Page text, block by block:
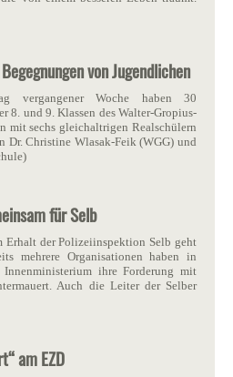
von Jugendlichen
vergangener Woche haben 30
8. und 9. Klassen des Walter-Gropius-
mit sechs gleichaltrigen Realschülern
Dr. Christine Wlasak-Feik (WGG) und
für Selb
Erhalt der Polizeiinspektion Selb geht
mehrere Organisationen haben in
ihre Forderung mit
Auch die Leiter der Selber
am EZD